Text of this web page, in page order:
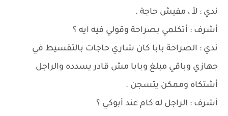
ندي : لأ ، مفيش حاجة .
أشرف : أتكلمي بصراحة وقولي فيه ايه ؟
ندي : الصراحة بابا كان شاري حاجات بالتقسيط في
جهازي وباقي مبلغ وبابا مش قادر يسدده والراجل
أشتكاه وممكن يتسجن .
أشرف : الراجل له كام عند أبوكي ؟